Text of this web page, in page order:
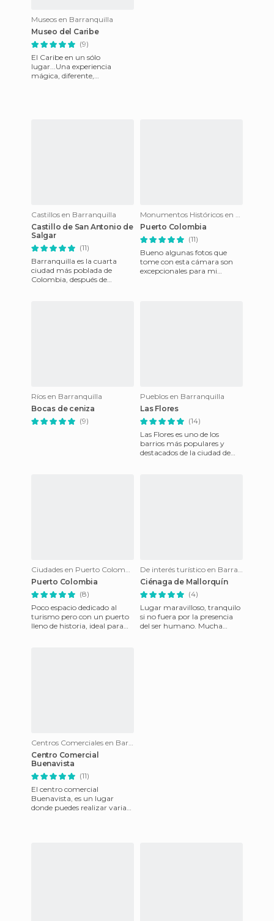
Museos en Barranquilla
Museo del Caribe
(9)
El Caribe en un sólo
lugar...Una experiencia
mágica, diferente,
Castillos en Barranquilla
Castillo de San Antonio de
Salgar
(11)
Barranquilla es la cuarta
ciudad más poblada de
Colombia, después de
Monumentos Históricos en Barranquilla
Puerto Colombia
(11)
Bueno algunas fotos que
tome con esta cámara son
excepcionales para mi
Ríos en Barranquilla
Bocas de ceniza
(9)
Pueblos en Barranquilla
Las Flores
(14)
Las Flores es uno de los
barrios más populares y
destacados de la ciudad de
Ciudades en Puerto Colombia
Puerto Colombia
(8)
Poco espacio dedicado al
turismo pero con un puerto
lleno de historia, ideal para
De interés turístico en Barranquilla
Ciénaga de Mallorquín
(4)
Lugar maravilloso, tranquilo
si no fuera por la presencia
del ser humano. Mucha
Centros Comerciales en Barranquilla
Centro Comercial
Buenavista
(11)
El centro comercial
Buenavista, es un lugar
donde puedes realizar varias